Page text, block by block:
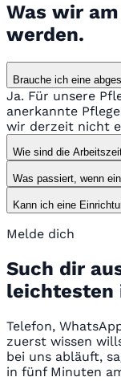
Was wir
werden.
Brauche ich eine
Ja. Für unsere
anerkannte
wir derzeit nicht
Wie sind die
Was passiert, wenn
Kann ich eine
Melde dich
Such dir
leichtesten
Telefon,
zuerst wissen
bei uns abläuft,
in fünf Minuten